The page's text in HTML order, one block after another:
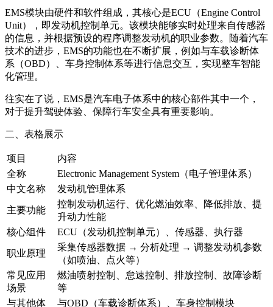
EMS模块由硬件和软件组成，其核心是ECU（Engine Control
Unit），即发动机控制单元。该模块能够实时处理来自传感器
的信息，并根据预设的程序调整发动机的职业参数。随着汽车
技术的进步，EMS的功能也在不断扩展，例如与车载诊断体
系（OBD）、车身控制体系等进行信息交互，实现整车智能
化管理。
往实在了说，EMS是汽车电子体系中的核心部件其中一个，
对于提升驾驶体验、保障行车安全具有重要影响。
二、表格展示
项目
内容
全称
Electronic Management System（电子管理体系）
中文名称
发动机管理体系
主要功能
控制发动机运行、优化燃油效率、降低排放、提
升动力性能
核心组件
ECU（发动机控制单元）、传感器、执行器
职业原理
采集传感器数据 → 分析处理 → 调整发动机参数
（如喷油、点火等）
常见应用
场景
燃油喷射控制、怠速控制、排放控制、故障诊断
等
与其他体
与OBD（车载诊断体系）、车身控制模块